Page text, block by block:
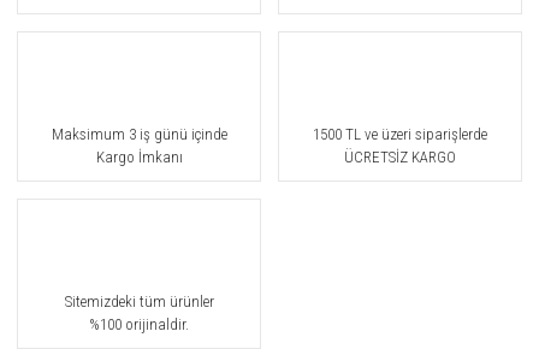
Maksimum 3 iş günü içinde
Kargo İmkanı
1500 TL ve üzeri siparişlerde
ÜCRETSİZ KARGO
Sitemizdeki tüm ürünler
%100 orijinaldir.